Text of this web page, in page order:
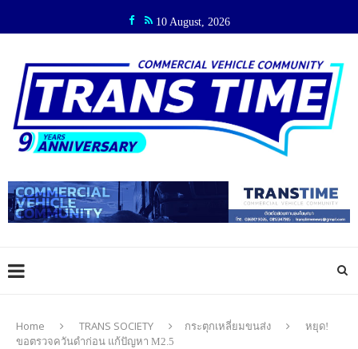
10 August, 2026
Home TRANS SOCIETY กระตุกเหลี่ยมขนส่ง
หยุด!
ขอตรวจควันดำก่อน แก้ปัญหา M2.5